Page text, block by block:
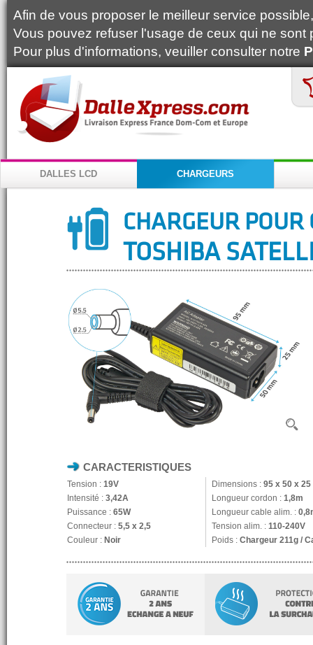
Afin de vous proposer le meilleur service
Vous pouvez refuser l'usage de ceux qui ne
Pour plus d'informations, veuiller consulter notre
DALLES LCD CHARGEURS
CHARGEUR
TOSHIBA
CARACTERISTIQUES
Tension : 19V Dimensions : 95 x 50 x 25
Intensité : 3,42A Longueur cordon : 1,8m
Puissance : 65W Longueur cable alim. :
Connecteur : 5,5 x 2,5 Tension alim. : 110-240V
Couleur : Noir Poids : Chargeur 211g /